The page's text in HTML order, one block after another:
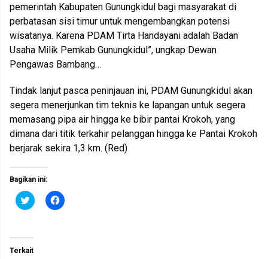
pemerintah Kabupaten Gunungkidul bagi masyarakat di
perbatasan sisi timur untuk mengembangkan potensi
wisatanya. Karena PDAM Tirta Handayani adalah Badan
Usaha Milik Pemkab Gunungkidul”, ungkap Dewan
Pengawas Bambang…
Tindak lanjut pasca peninjauan ini, PDAM Gunungkidul akan
segera menerjunkan tim teknis ke lapangan untuk segera
memasang pipa air hingga ke bibir pantai Krokoh, yang
dimana dari titik terkahir pelanggan hingga ke Pantai Krokoh
berjarak sekira 1,3 km. (Red)
Bagikan ini:
K
l
n
t
u
K
l
Terkait